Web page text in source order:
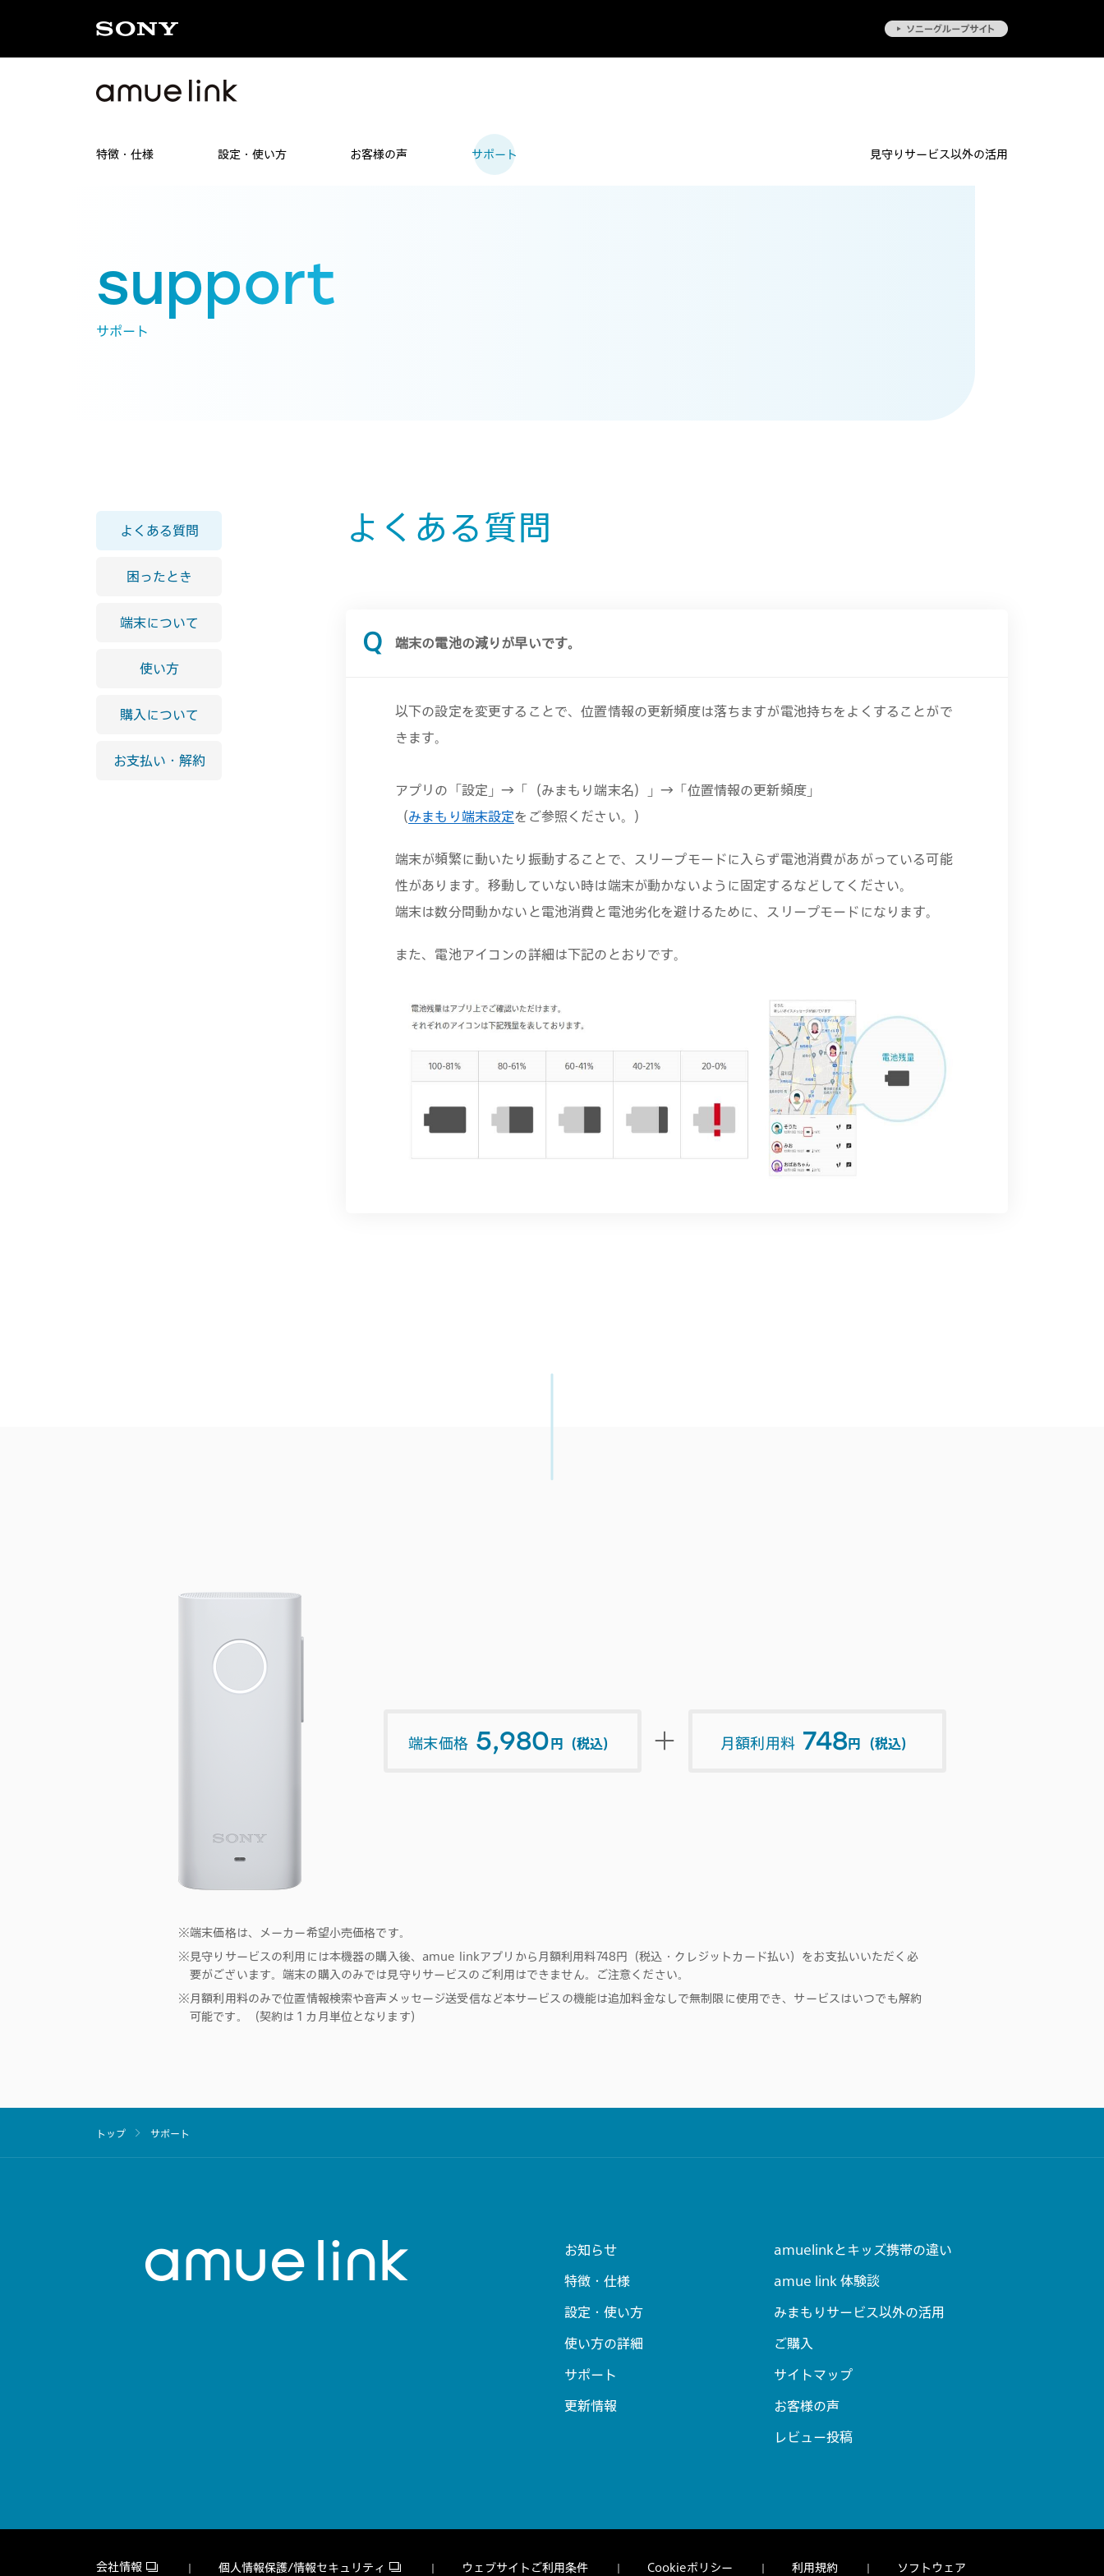
特徴・仕様 設定・使い方 お客様の声 サポート 見守りサービス以外の活用
support
サポート
よくある質問
困ったとき
端末について
使い方
購入について
お支払い・解約
よくある質問
端末の電池の減りが早いです。
以下の設定を変更することで、位置情報の更新頻度は落ちますが電池持ちをよくすることがで
きます。
アプリの「設定」→「（みまもり端末名）」→「位置情報の更新頻度」
（みまもり端末設定をご参照ください。）
端末が頻繁に動いたり振動することで、スリープモードに入らず電池消費があがっている可能
性があります。移動していない時は端末が動かないように固定するなどしてください。
端末は数分間動かないと電池消費と電池劣化を避けるために、スリープモードになります。
また、電池アイコンの詳細は下記のとおりです。
端末価格 5,980 円（税込） ＋ 月額利用料 748円（税込）
※端末価格は、メーカー希望小売価格です。
※見守りサービスの利用には本機器の購入後、amue linkアプリから月額利用料748円（税込・クレジットカード払い）をお支払いいただく必
要がございます。端末の購入のみでは見守りサービスのご利用はできません。ご注意ください。
※月額利用料のみで位置情報検索や音声メッセージ送受信など本サービスの機能は追加料金なしで無制限に使用でき、サービスはいつでも解約
可能です。（契約は１カ月単位となります）
トップ サポート
お知らせ
特徴・仕様
設定・使い方
使い方の詳細
サポート
更新情報
amuelinkとキッズ携帯の違い
amue link 体験談
みまもりサービス以外の活用
ご購入
サイトマップ
お客様の声
レビュー投稿
会社情報 個人情報保護/情報セキュリティ ウェブサイトご利用条件 Cookieポリシー 利用規約 ソフトウェア